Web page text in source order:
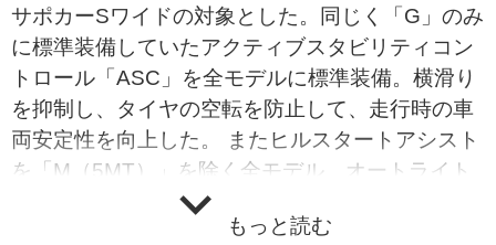
サポカーSワイドの対象とした。同じく「G」のみ
に標準装備していたアクティブスタビリティコン
トロール「ASC」を全モデルに標準装備。横滑り
を抑制し、タイヤの空転を防止して、走行時の車
両安定性を向上した。 またヒルスタートアシスト
を「M（5MT）」を除く全モデル、オートライト
コントロールを全モデルに標準装備した。 さらに
「みのり」に強化リヤサスペンション（4枚リー
もっと読む